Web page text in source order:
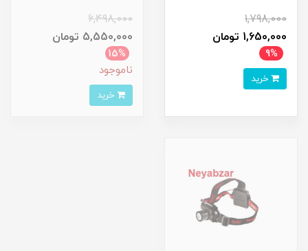
1,798,000
1,650,000 تومان
9%
6,498,000
5,550,000 تومان
15%
ناموجود